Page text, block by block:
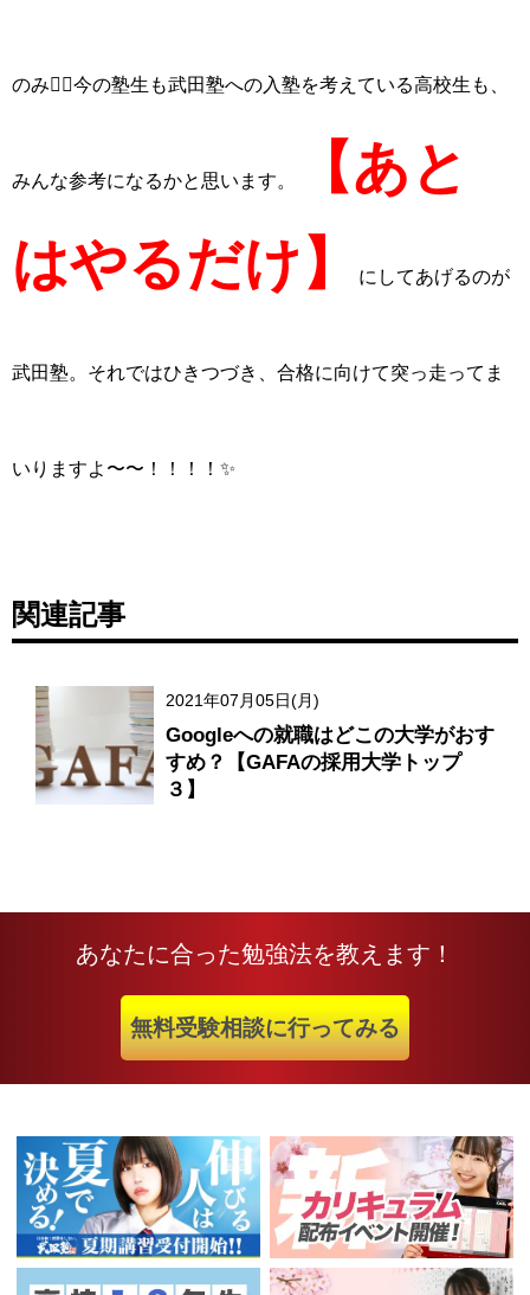
のみ🙇‍♀️今の塾生も武田塾への入塾を考えている高校生も、
みんな参考になるかと思います。
【あと
はやるだけ】
にしてあげるのが
武田塾。それではひきつづき、合格に向けて突っ走ってま
いりますよ〜〜！！！！✨
関連記事
2021年07月05日(月)
Googleへの就職はどこの大学がおす
すめ？【GAFAの採用大学トップ
３】
あなたに合った勉強法を教えます！
無料受験相談に行ってみる